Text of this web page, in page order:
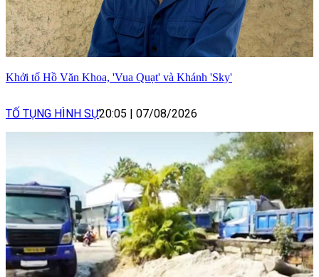
Khởi tố Hồ Văn Khoa, 'Vua Quạt' và Khánh 'Sky'
TỐ TỤNG HÌNH SỰ20:05 | 07/08/2026